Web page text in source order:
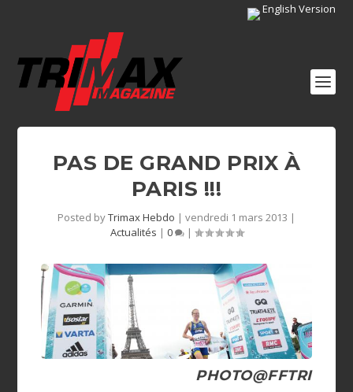
English Version
PAS DE GRAND PRIX À
PARIS !!!
Posted byTrimax Hebdo | vendredi 1 mars 2013 |
Actualités | 0 |
PHOTO@FFTRI